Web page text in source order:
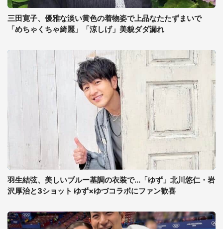
三田寛子、優雅な淡い黄色の着物姿で上品なたたずまいで
「めちゃくちゃ綺麗」「涼しげ」美貌ダダ漏れ
羽生結弦、美しいブルー基調の衣装で...「ゆず」北川悠仁・岩
沢厚治と3ショット ゆず×ゆづコラボにファン歓喜